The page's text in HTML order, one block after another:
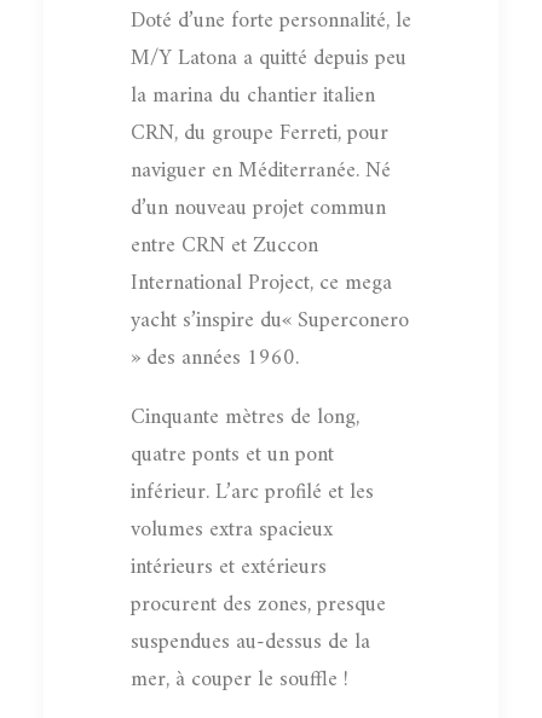
Doté d’une forte personnalité, le
M/Y Latona a quitté depuis peu
la marina du chantier italien
CRN, du groupe Ferreti, pour
naviguer en Méditerranée. Né
d’un nouveau projet commun
entre CRN et Zuccon
International Project, ce mega
yacht s’inspire du« Superconero
» des années 1960.
Cinquante mètres de long,
quatre ponts et un pont
inférieur. L’arc profilé et les
volumes extra spacieux
intérieurs et extérieurs
procurent des zones, presque
suspendues au-dessus de la
mer, à couper le souffle !